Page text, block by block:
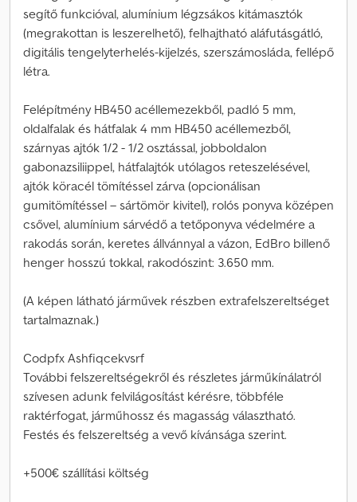
segítő funkcióval, alumínium légzsákos kitámasztók
(megrakottan is leszerelhető), felhajtható aláfutásgátló,
digitális tengelyterhelés-kijelzés, szerszámosláda, fellépő
létra.
Felépítmény HB450 acéllemezekből, padló 5 mm,
oldalfalak és hátfalak 4 mm HB450 acéllemezből,
szárnyas ajtók 1/2 - 1/2 osztással, jobboldalon
gabonazsiliippel, hátfalajtók utólagos reteszelésével,
ajtók köracél tömítéssel zárva (opcionálisan
gumitömítéssel – sártömör kivitel), rolós ponyva középen
csővel, alumínium sárvédő a tetőponyva védelmére a
rakodás során, keretes állvánnyal a vázon, EdBro billenő
henger hosszú tokkal, rakodószint: 3.650 mm.
(A képen látható járművek részben extrafelszereltséget
tartalmaznak.)
Codpfx Ashfiqcekvsrf
További felszereltségekről és részletes járműkínálatról
szívesen adunk felvilágosítást kérésre, többféle
raktérfogat, járműhossz és magasság választható.
Festés és felszereltség a vevő kívánsága szerint.
+500€ szállítási költség